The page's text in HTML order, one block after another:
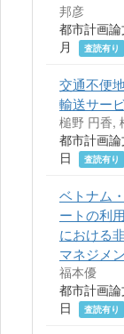
邦彦
都市計画
月
査読有り
交通不便
輸送サー
槌野 円香,
都市計画
日
査読有り
ベトナム
ートの利
における
マネジメ
福本優
都市計画
日
査読有り